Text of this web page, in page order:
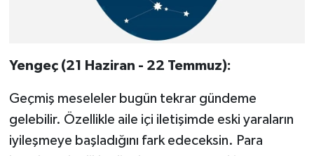
Yengeç (21 Haziran - 22 Temmuz):
Geçmiş meseleler bugün tekrar gündeme
gelebilir. Özellikle aile içi iletişimde eski yaraların
iyileşmeye başladığını fark edeceksin. Para